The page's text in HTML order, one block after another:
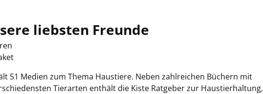
liebsten Freunde
51 Medien zum Thema Haustiere. Neben zahlreichen Büchern mit
Tierarten enthält die Kiste Ratgeber zur Haustierhaltung,